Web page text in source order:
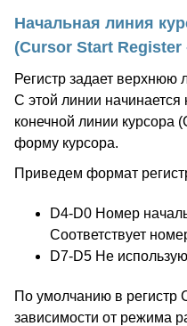
Начальная линия
(Cursor Start Register
Регистр задает верхнюю
С этой линии начинается
конечной линии курсора
форму курсора.
Приведем формат
D4-D0 Номер
Соответствует
D7-D5 Не
По умолчанию в регистр
зависимости от режима